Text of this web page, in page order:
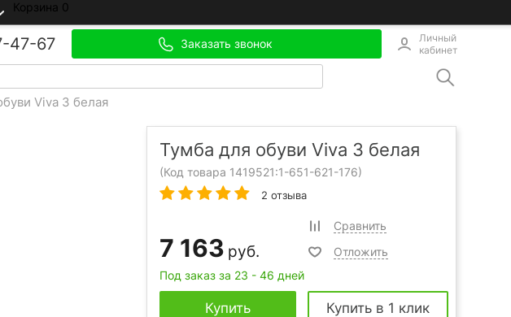
Корзина 0
47-67 Заказать звонок
Личный
кабинет
Viva 3 белая
Тумба для обуви Viva 3 белая
(Код товара 1419521:1-651-621-176)
2 отзыва
7 163 руб.
Под заказ за 23 - 46 дней
Сравнить
Отложить
Купить Купить в 1 клик